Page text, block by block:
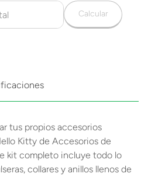
Calcular
tus propios accesorios
Kitty de Accesorios de
kit completo incluye todo lo
collares y anillos llenos de